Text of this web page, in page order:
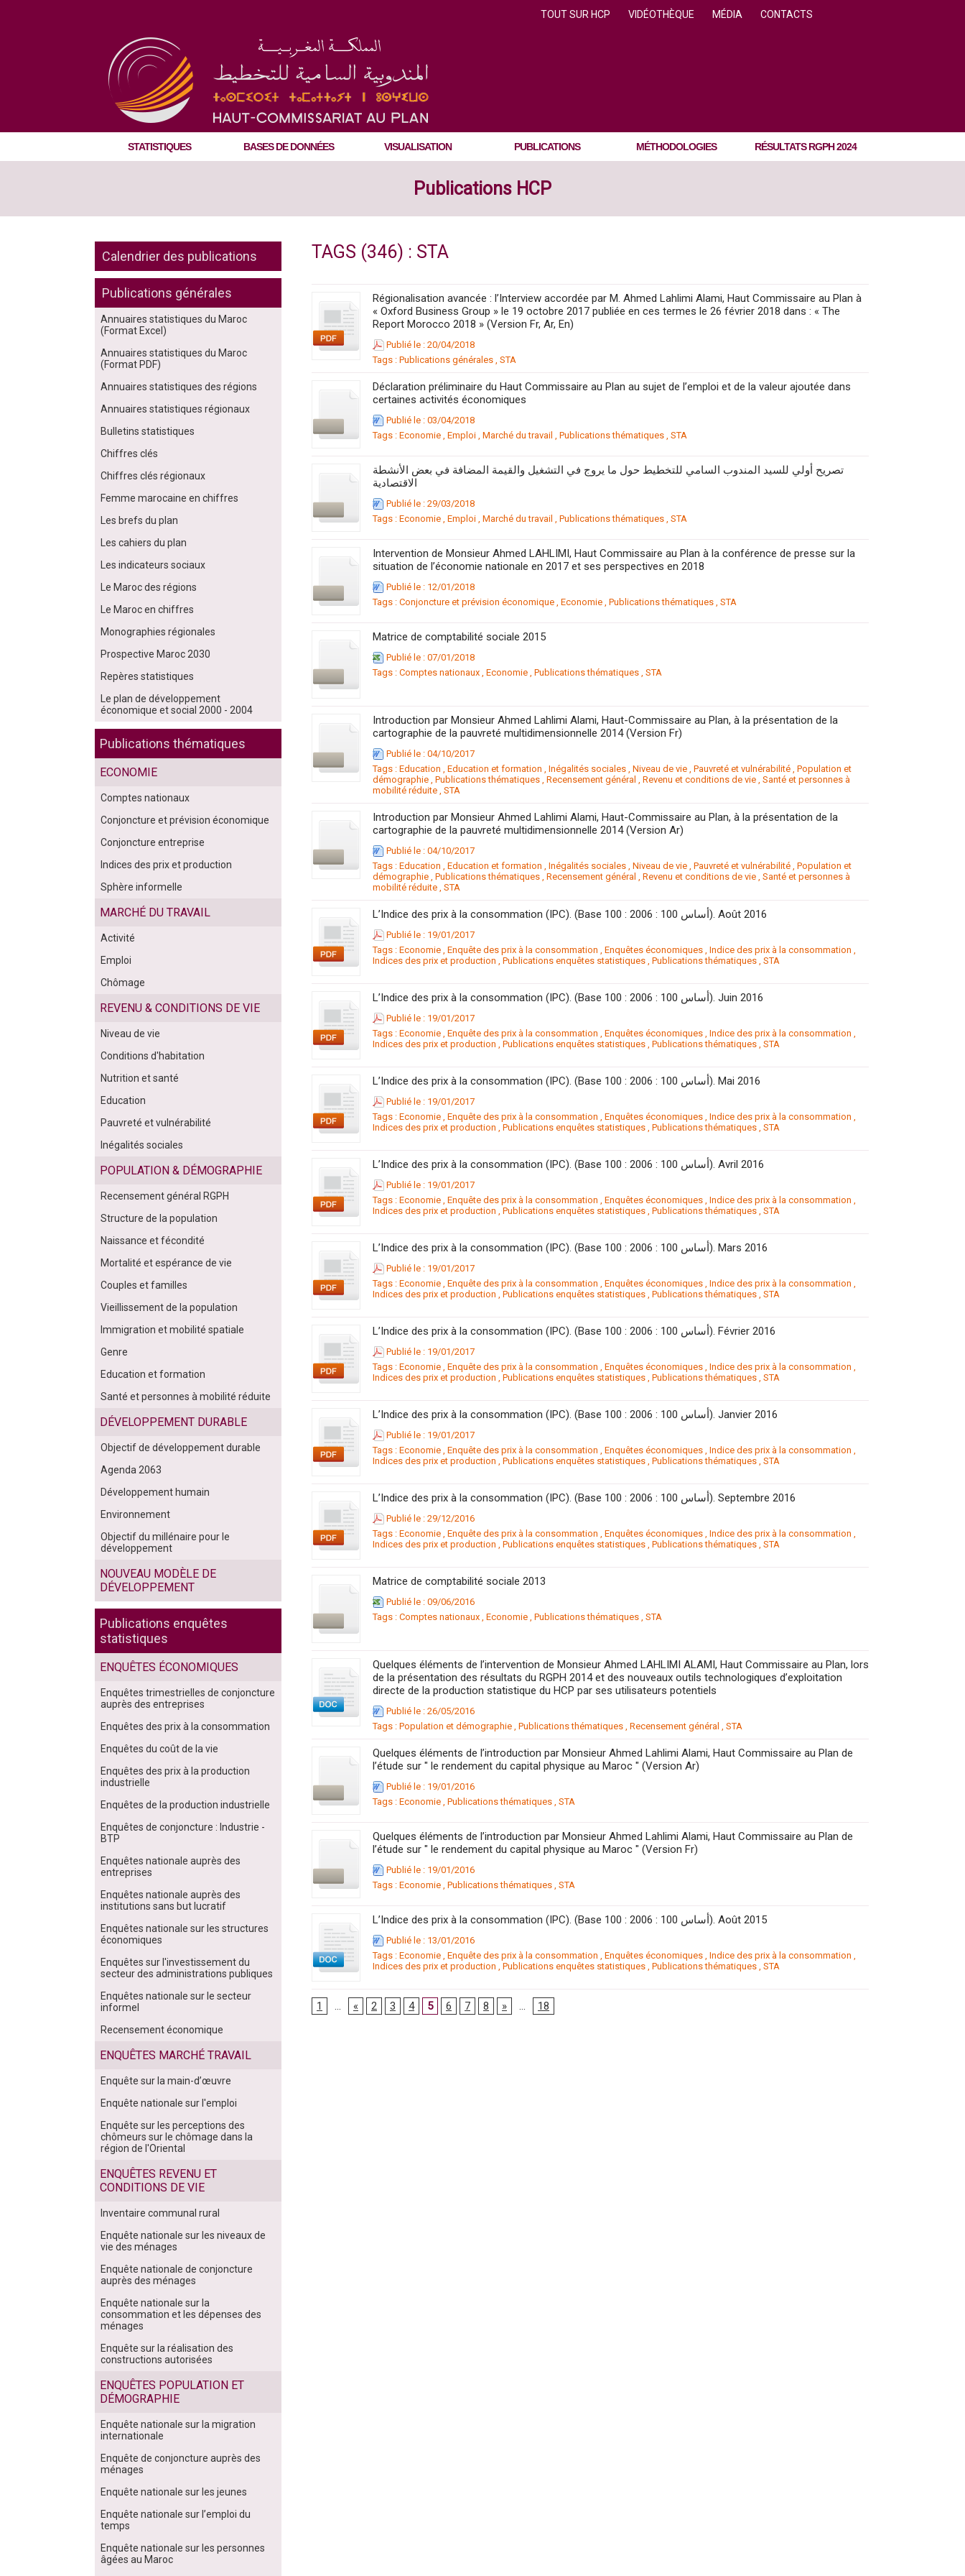
TOUT SUR HCP VIDÉOTHÈQUE MÉDIA CONTACTS
STATISTIQUES BASES DE DONNÉES VISUALISATION PUBLICATIONS MÉTHODOLOGIES RÉSULTATS RGPH 2024
Publications HCP
Calendrier des publications
Publications générales
Annuaires statistiques du Maroc
(Format Excel)
Annuaires statistiques du Maroc
(Format PDF)
Annuaires statistiques des régions
Annuaires statistiques régionaux
Bulletins statistiques
Chiffres clés
Chiffres clés régionaux
Femme marocaine en chiffres
Les brefs du plan
Les cahiers du plan
Les indicateurs sociaux
Le Maroc des régions
Le Maroc en chiffres
Monographies régionales
Prospective Maroc 2030
Repères statistiques
Le plan de développement
économique et social 2000 - 2004
Publications thématiques
ECONOMIE
Comptes nationaux
Conjoncture et prévision économique
Conjoncture entreprise
Indices des prix et production
Sphère informelle
MARCHÉ DU TRAVAIL
Activité
Emploi
Chômage
REVENU & CONDITIONS DE VIE
Niveau de vie
Conditions d'habitation
Nutrition et santé
Education
Pauvreté et vulnérabilité
Inégalités sociales
POPULATION & DÉMOGRAPHIE
Recensement général RGPH
Structure de la population
Naissance et fécondité
Mortalité et espérance de vie
Couples et familles
Vieillissement de la population
Immigration et mobilité spatiale
Genre
Education et formation
Santé et personnes à mobilité réduite
DÉVELOPPEMENT DURABLE
Objectif de développement durable
Agenda 2063
Développement humain
Environnement
Objectif du millénaire pour le
développement
NOUVEAU MODÈLE DE
DÉVELOPPEMENT
Publications enquêtes
statistiques
ENQUÊTES ÉCONOMIQUES
Enquêtes trimestrielles de conjoncture
auprès des entreprises
Enquêtes des prix à la consommation
Enquêtes du coût de la vie
Enquêtes des prix à la production
industrielle
Enquêtes de la production industrielle
Enquêtes de conjoncture : Industrie -
BTP
Enquêtes nationale auprès des
entreprises
Enquêtes nationale auprès des
institutions sans but lucratif
Enquêtes nationale sur les structures
économiques
Enquêtes sur l'investissement du
secteur des administrations publiques
Enquêtes nationale sur le secteur
informel
Recensement économique
ENQUÊTES MARCHÉ TRAVAIL
Enquête sur la main-d’œuvre
Enquête nationale sur l'emploi
Enquête sur les perceptions des
chômeurs sur le chômage dans la
région de l'Oriental
ENQUÊTES REVENU ET
CONDITIONS DE VIE
Inventaire communal rural
Enquête nationale sur les niveaux de
vie des ménages
Enquête nationale de conjoncture
auprès des ménages
Enquête nationale sur la
consommation et les dépenses des
ménages
Enquête sur la réalisation des
constructions autorisées
ENQUÊTES POPULATION ET
DÉMOGRAPHIE
Enquête nationale sur la migration
internationale
Enquête de conjoncture auprès des
ménages
Enquête nationale sur les jeunes
Enquête nationale sur l’emploi du
temps
Enquête nationale sur les personnes
âgées au Maroc
TAGS (346) : STA
Régionalisation avancée : l’Interview accordée par M. Ahmed Lahlimi Alami, Haut Commissaire au Plan à
« Oxford Business Group » le 19 octobre 2017 publiée en ces termes le 26 février 2018 dans : « The
Report Morocco 2018 » (Version Fr, Ar, En)
Publié le : 20/04/2018
Tags : Publications générales , STA
Déclaration préliminaire du Haut Commissaire au Plan au sujet de l’emploi et de la valeur ajoutée dans
certaines activités économiques
Publié le : 03/04/2018
Tags : Economie , Emploi , Marché du travail , Publications thématiques , STA
تصريح أولي للسيد المندوب السامي للتخطيط حول ما يروج في التشغيل والقيمة المضافة في بعض الأنشطة
الاقتصادية
Publié le : 29/03/2018
Tags : Economie , Emploi , Marché du travail , Publications thématiques , STA
Intervention de Monsieur Ahmed LAHLIMI, Haut Commissaire au Plan à la conférence de presse sur la
situation de l’économie nationale en 2017 et ses perspectives en 2018
Publié le : 12/01/2018
Tags : Conjoncture et prévision économique , Economie , Publications thématiques , STA
Matrice de comptabilité sociale 2015
Publié le : 07/01/2018
Tags : Comptes nationaux , Economie , Publications thématiques , STA
Introduction par Monsieur Ahmed Lahlimi Alami, Haut-Commissaire au Plan, à la présentation de la
cartographie de la pauvreté multidimensionnelle 2014 (Version Fr)
Publié le : 04/10/2017
Tags : Education , Education et formation , Inégalités sociales , Niveau de vie , Pauvreté et vulnérabilité , Population et
démographie , Publications thématiques , Recensement général , Revenu et conditions de vie , Santé et personnes à
mobilité réduite , STA
Introduction par Monsieur Ahmed Lahlimi Alami, Haut-Commissaire au Plan, à la présentation de la
cartographie de la pauvreté multidimensionnelle 2014 (Version Ar)
Publié le : 04/10/2017
Tags : Education , Education et formation , Inégalités sociales , Niveau de vie , Pauvreté et vulnérabilité , Population et
démographie , Publications thématiques , Recensement général , Revenu et conditions de vie , Santé et personnes à
mobilité réduite , STA
L’Indice des prix à la consommation (IPC). (Base 100 : 2006 : 100 أساس). Août 2016
Publié le : 19/01/2017
Tags : Economie , Enquête des prix à la consommation , Enquêtes économiques , Indice des prix à la consommation ,
Indices des prix et production , Publications enquêtes statistiques , Publications thématiques , STA
L’Indice des prix à la consommation (IPC). (Base 100 : 2006 : 100 أساس). Juin 2016
Publié le : 19/01/2017
Tags : Economie , Enquête des prix à la consommation , Enquêtes économiques , Indice des prix à la consommation ,
Indices des prix et production , Publications enquêtes statistiques , Publications thématiques , STA
L’Indice des prix à la consommation (IPC). (Base 100 : 2006 : 100 أساس). Mai 2016
Publié le : 19/01/2017
Tags : Economie , Enquête des prix à la consommation , Enquêtes économiques , Indice des prix à la consommation ,
Indices des prix et production , Publications enquêtes statistiques , Publications thématiques , STA
L’Indice des prix à la consommation (IPC). (Base 100 : 2006 : 100 أساس). Avril 2016
Publié le : 19/01/2017
Tags : Economie , Enquête des prix à la consommation , Enquêtes économiques , Indice des prix à la consommation ,
Indices des prix et production , Publications enquêtes statistiques , Publications thématiques , STA
L’Indice des prix à la consommation (IPC). (Base 100 : 2006 : 100 أساس). Mars 2016
Publié le : 19/01/2017
Tags : Economie , Enquête des prix à la consommation , Enquêtes économiques , Indice des prix à la consommation ,
Indices des prix et production , Publications enquêtes statistiques , Publications thématiques , STA
L’Indice des prix à la consommation (IPC). (Base 100 : 2006 : 100 أساس). Février 2016
Publié le : 19/01/2017
Tags : Economie , Enquête des prix à la consommation , Enquêtes économiques , Indice des prix à la consommation ,
Indices des prix et production , Publications enquêtes statistiques , Publications thématiques , STA
L’Indice des prix à la consommation (IPC). (Base 100 : 2006 : 100 أساس). Janvier 2016
Publié le : 19/01/2017
Tags : Economie , Enquête des prix à la consommation , Enquêtes économiques , Indice des prix à la consommation ,
Indices des prix et production , Publications enquêtes statistiques , Publications thématiques , STA
L’Indice des prix à la consommation (IPC). (Base 100 : 2006 : 100 أساس). Septembre 2016
Publié le : 29/12/2016
Tags : Economie , Enquête des prix à la consommation , Enquêtes économiques , Indice des prix à la consommation ,
Indices des prix et production , Publications enquêtes statistiques , Publications thématiques , STA
Matrice de comptabilité sociale 2013
Publié le : 09/06/2016
Tags : Comptes nationaux , Economie , Publications thématiques , STA
Quelques éléments de l’intervention de Monsieur Ahmed LAHLIMI ALAMI, Haut Commissaire au Plan, lors
de la présentation des résultats du RGPH 2014 et des nouveaux outils technologiques d’exploitation
directe de la production statistique du HCP par ses utilisateurs potentiels
Publié le : 26/05/2016
Tags : Population et démographie , Publications thématiques , Recensement général , STA
Quelques éléments de l’introduction par Monsieur Ahmed Lahlimi Alami, Haut Commissaire au Plan de
l’étude sur " le rendement du capital physique au Maroc " (Version Ar)
Publié le : 19/01/2016
Tags : Economie , Publications thématiques , STA
Quelques éléments de l’introduction par Monsieur Ahmed Lahlimi Alami, Haut Commissaire au Plan de
l’étude sur " le rendement du capital physique au Maroc " (Version Fr)
Publié le : 19/01/2016
Tags : Economie , Publications thématiques , STA
L’Indice des prix à la consommation (IPC). (Base 100 : 2006 : 100 أساس). Août 2015
Publié le : 13/01/2016
Tags : Economie , Enquête des prix à la consommation , Enquêtes économiques , Indice des prix à la consommation ,
Indices des prix et production , Publications enquêtes statistiques , Publications thématiques , STA
1 ... « 2 3 4 5 6 7 8 » ... 18